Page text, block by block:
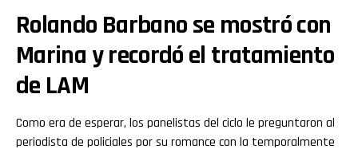
Rolando Barbano se mostró con
Marina y recordó el tratamiento
de LAM
Como era de esperar, los panelistas del ciclo le preguntaron al
periodista de policiales por su romance con la temporalmente